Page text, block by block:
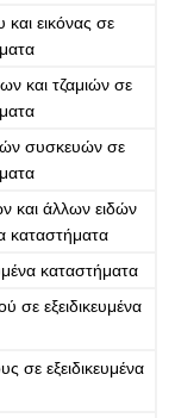
εικόνας σε
και τζαμιών σε
συσκευών σε
και άλλων ειδών
καταστήματα
καταστήματα
σε εξειδικευμένα
σε εξειδικευμένα